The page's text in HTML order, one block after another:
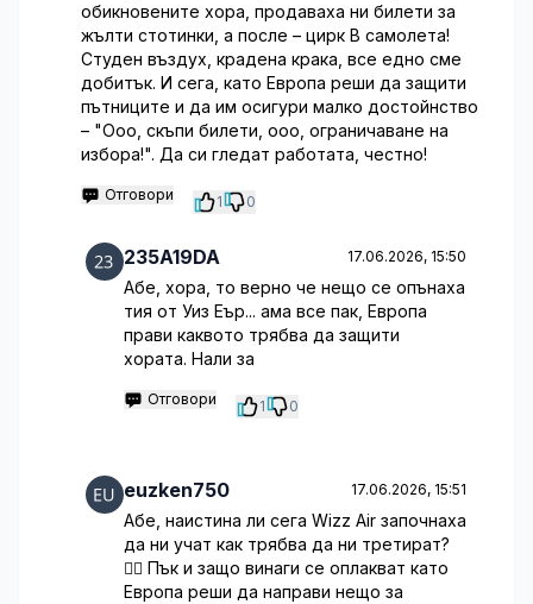
обикновените хора, продаваха ни билети за
жълти стотинки, а после – цирк В самолета!
Студен въздух, крадена крака, все едно сме
добитък. И сега, като Европа реши да защити
пътниците и да им осигури малко достойнство
– "Ооо, скъпи билети, ооо, ограничаване на
избора!". Да си гледат работата, честно!
Отговори 1 0
235A19DA 17.06.2026, 15:50
Абе, хора, то верно че нещо се опънаха
тия от Уиз Еър... ама все пак, Европа
прави каквото трябва да защити
хората. Нали за
Отговори 1 0
euzken750 17.06.2026, 15:51
Абе, наистина ли сега Wizz Air започнаха
да ни учат как трябва да ни третират?
🤦‍♂️ Пък и защо винаги се оплакват като
Европа реши да направи нещо за